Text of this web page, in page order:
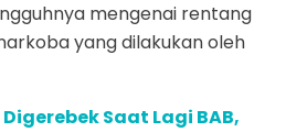
mengenai rentang
yang dilakukan oleh
Saat Lagi BAB,